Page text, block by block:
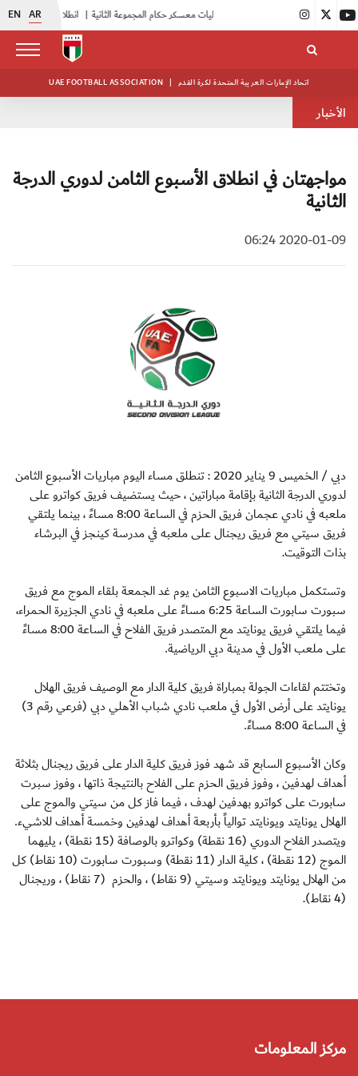
EN AR انطلاق منافسات بطولة النخبة لحرس الرئاسة |
UAE FOOTBALL ASSOCIATION | اتحاد الإمارات العربية المتحدة لكرة القدم
الأخبار
مواجهتان في انطلاق الأسبوع الثامن لدوري الدرجة
الثانية
2020-01-09 06:24
دبي / الخميس 9 يناير 2020 : تنطلق مساء اليوم مباريات الأسبوع الثامن
لدوري الدرجة الثانية بإقامة مباراتين ، حيث يستضيف فريق كواترو على
ملعبه في نادي عجمان فريق الحزم في الساعة 8:00 مساءً ، بينما يلتقي
فريق سيتي مع فريق ريجنال على ملعبه في مدرسة كينجز في البرشاء
بذات التوقيت.
وتستكمل مباريات الاسبوع الثامن يوم غد الجمعة بلقاء الموج مع فريق
سبورت سابورت الساعة 6:25 مساءً على ملعبه في نادي الجزيرة الحمراء،
فيما يلتقي فريق يونايتد مع المتصدر فريق الفلاح في الساعة 8:00 مساءً
على ملعب الأول في مدينة دبي الرياضية.
وتختتم لقاءات الجولة بمباراة فريق كلية الدار مع الوصيف فريق الهلال
يونايتد على أرض الأول في ملعب نادي شباب الأهلي دبي (فرعي رقم 3)
في الساعة 8:00 مساءً
.
وكان الأسبوع السابع قد شهد فوز فريق كلية الدار على فريق ريجنال بثلاثة
أهداف لهدفين ، وفوز فريق الحزم على الفلاح بالنتيجة ذاتها ، وفوز سبرت
سابورت على كواترو بهدفين لهدف ، فيما فاز كل من سيتي والموج على
الهلال يونايتد ويونايتد توالياً بأربعة أهداف لهدفين وخمسة أهداف للاشيء.
ويتصدر الفلاح الدوري (16 نقطة) وكواترو بالوصافة (15 نقطة) ، يليهما
الموج (12 نقطة) ، كلية الدار (11 نقطة) وسبورت سابورت (10 نقاط) كل
من الهلال يونايتد ويونايتد وسيتي (9 نقاط) ، والحزم (7 نقاط) ، وريجنال
(4 نقاط)
.
مركز المعلومات